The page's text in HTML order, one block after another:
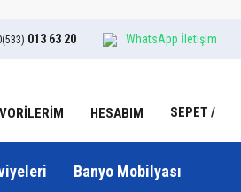
013 63 20 WhatsApp İletişim
HESABIM SEPET
Banyo Mobilyası